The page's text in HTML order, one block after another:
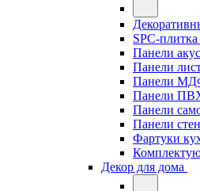
SPC-плитка
Панели
Панели
Панели
Панели
Панели
Панели
Фартуки
Декор для дома